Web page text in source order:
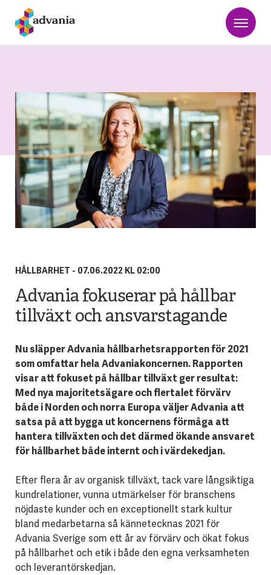
HÅLLBARHET - 07.06.2022 KL 02:00
Advania fokuserar på hållbar
tillväxt och ansvarstagande
Nu släpper Advania hållbarhetsrapporten för 2021
som omfattar hela Advaniakoncernen. Rapporten
visar att fokuset på hållbar tillväxt ger resultat:
Med nya majoritetsägare och flertalet förvärv
både i Norden och norra Europa väljer Advania att
satsa på att bygga ut koncernens förmåga att
hantera tillväxten och det därmed ökande ansvaret
för hållbarhet både internt och i värdekedjan.
Efter flera år av organisk tillväxt, tack vare långsiktiga
kundrelationer, vunna utmärkelser för branschens
nöjdaste kunder och en exceptionellt stark kultur
bland medarbetarna så kännetecknas 2021 för
Advania Sverige som ett år av förvärv och ökat fokus
på hållbarhet och etik i både den egna verksamheten
och leverantörskedjan.